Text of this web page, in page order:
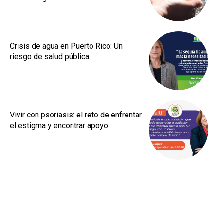
Crisis de agua en Puerto Rico: Un
riesgo de salud pública
Vivir con psoriasis: el reto de enfrentar
el estigma y encontrar apoyo